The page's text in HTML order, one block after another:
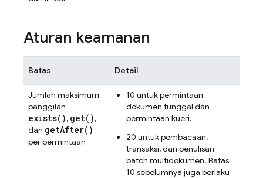
Aturan keamanan
Batas Detail
Jumlah maksimum
panggilan
exists( ), get( ),
dan getAfter( )
per permintaan
10 untuk permintaan
dokumen tunggal dan
permintaan kueri.
20 untuk pembacaan,
transaksi, dan penulisan
batch multidokumen. Batas
10 sebelumnya juga berlaku